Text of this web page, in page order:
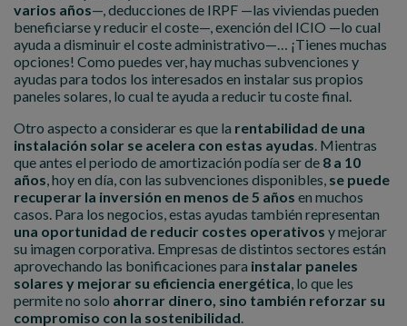
varios años—, deducciones de IRPF —las viviendas pueden
beneficiarse y reducir el coste—, exención del ICIO —lo cual
ayuda a disminuir el coste administrativo—… ¡Tienes muchas
opciones! Como puedes ver, hay muchas subvenciones y
ayudas para todos los interesados en instalar sus propios
paneles solares, lo cual te ayuda a reducir tu coste final.
Otro aspecto a considerar es que la rentabilidad de una
instalación solar se acelera con estas ayudas . Mientras
que antes el periodo de amortización podía ser de 8 a 10
años , hoy en día, con las subvenciones disponibles, se puede
recuperar la inversión en menos de 5 años en muchos
casos. Para los negocios, estas ayudas también representan
una oportunidad de reducir costes operativos y mejorar
su imagen corporativa. Empresas de distintos sectores están
aprovechando las bonificaciones para instalar paneles
solares y mejorar su eficiencia energética , lo que les
permite no solo ahorrar dinero, sino también reforzar su
compromiso con la sostenibilidad